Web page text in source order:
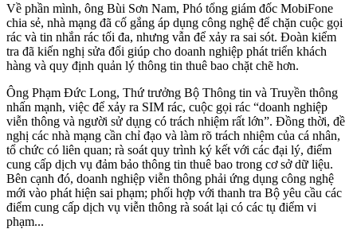
Về phần mình, ông Bùi Sơn Nam, Phó tổng giám đốc MobiFone
chia sẻ, nhà mạng đã cố gắng áp dụng công nghệ để chặn cuộc gọi
rác và tin nhắn rác tối đa, nhưng vẫn để xảy ra sai sót. Đoàn kiểm
tra đã kiến nghị sửa đổi giúp cho doanh nghiệp phát triển khách
hàng và quy định quản lý thông tin thuê bao chặt chẽ hơn.
Ông Phạm Đức Long, Thứ trưởng Bộ Thông tin và Truyền thông
nhấn mạnh, việc để xảy ra SIM rác, cuộc gọi rác “doanh nghiệp
viễn thông và người sử dụ̣ng có trách nhiệm rất lớn”. Đồng thời, đề
nghị các nhà mạng cần chỉ đạo và làm rõ trách nhiệm của cá nhân,
tổ chức có liên quan; rà soát quy trình ký kết với các đại lý, điểm
cung cấp dịch vụ đảm bảo thông tin thuê bao trong cơ sở dữ liệu.
Bên cạnh đó, doanh nghiệp viễn thông phải ứng dụng công nghệ
mới vào phát hiện sai phạm; phối hợp với thanh tra Bộ yêu cầu các
điểm cung cấp dịch vụ viễn thông rà soát lại có các tụ điểm vi
phạm...